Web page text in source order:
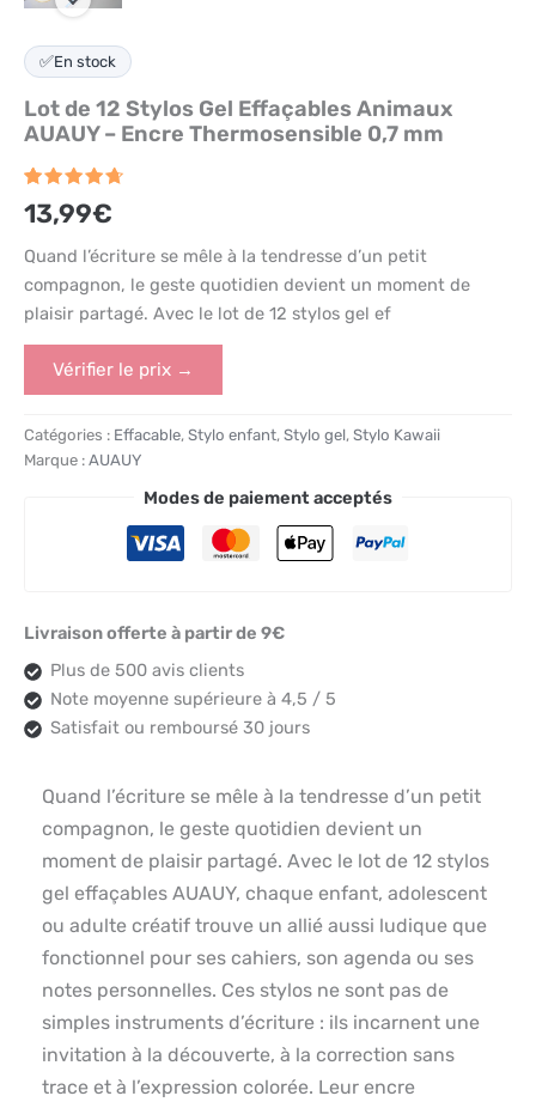
✅En stock
Lot de 12 Stylos Gel Effaçables Animaux
AUAUY – Encre Thermosensible 0,7 mm
Noté4.7
sur 5
sur
9
notations
client
13,99€
Quand l’écriture se mêle à la tendresse d’un petit
compagnon, le geste quotidien devient un moment de
plaisir partagé. Avec le lot de 12 stylos gel ef
Vérifier le prix →
Catégories : Effacable, Stylo enfant, Stylo gel, Stylo Kawaii
Marque : AUAUY
Modes de paiement acceptés
Livraison offerte à partir de 9€
Plus de 500 avis clients
Note moyenne supérieure à 4,5 / 5
Satisfait ou remboursé 30 jours
Quand l’écriture se mêle à la tendresse d’un petit
compagnon, le geste quotidien devient un
moment de plaisir partagé. Avec le lot de 12 stylos
gel effaçables AUAUY, chaque enfant, adolescent
ou adulte créatif trouve un allié aussi ludique que
fonctionnel pour ses cahiers, son agenda ou ses
notes personnelles. Ces stylos ne sont pas de
simples instruments d’écriture : ils incarnent une
invitation à la découverte, à la correction sans
trace et à l’expression colorée. Leur encre